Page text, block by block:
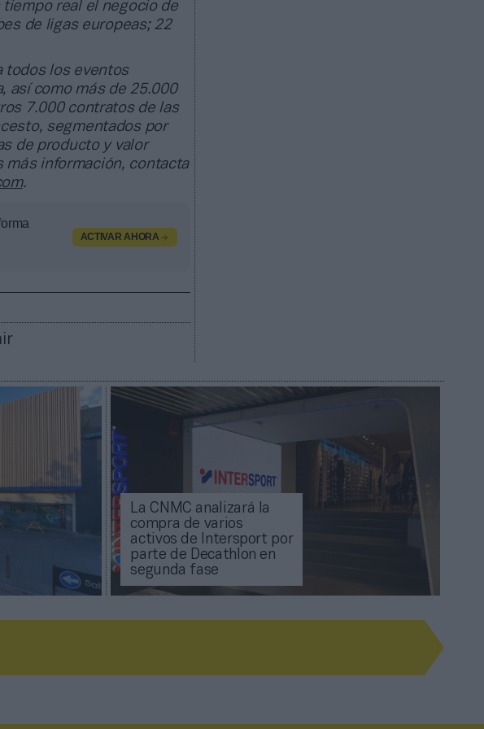
real el negocio de
de ligas europeas; 22
todos los eventos
así como más de 25.000
7.000 contratos de las
segmentados por
de producto y valor
más información, contacta
.
ACTIVAR AHORA
La CNMC analizará la
compra de varios
activos de Intersport por
parte de Decathlon en
segunda fase